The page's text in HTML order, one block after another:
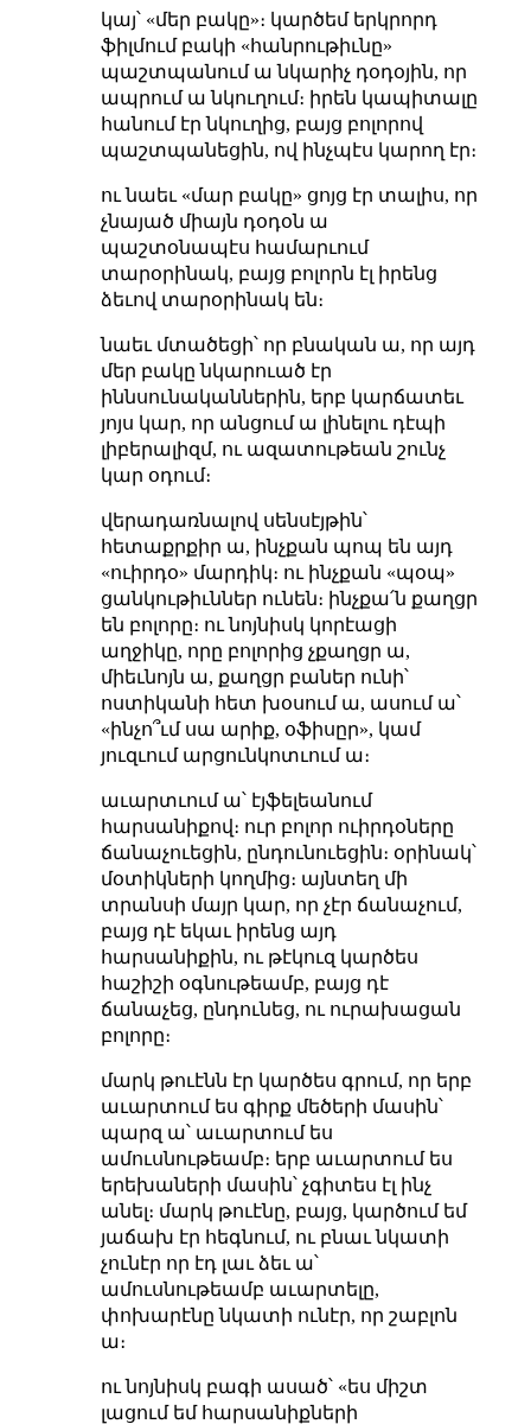
կայ՝ «մեր բակը»։ կարծեմ երկրորդ
ֆիլմում բակի «հանրութիւնը»
պաշտպանում ա նկարիչ դօդօյին, որ
ապրում ա նկուղում։ իրեն կապիտալը
հանում էր նկուղից, բայց բոլորով
պաշտպանեցին, ով ինչպէս կարող էր։
ու նաեւ «մար բակը» ցոյց էր տալիս, որ
չնայած միայն դօդօն ա
պաշտօնապէս համարւում
տարօրինակ, բայց բոլորն էլ իրենց
ձեւով տարօրինակ են։
նաեւ մտածեցի՝ որ բնական ա, որ այդ
մեր բակը նկարուած էր
իննսունականներին, երբ կարճատեւ
յոյս կար, որ անցում ա լինելու դէպի
լիբերալիզմ, ու ազատութեան շունչ
կար օդում։
վերադառնալով սենսէյթին՝
հետաքրքիր ա, ինչքան պոպ են այդ
«ուիրդօ» մարդիկ։ ու ինչքան «պօպ»
ցանկութիւններ ունեն։ ինչքա՛ն քաղցր
են բոլորը։ ու նոյնիսկ կորէացի
աղջիկը, որը բոլորից չքաղցր ա,
միեւնոյն ա, քաղցր բաներ ունի՝
ոստիկանի հետ խօսում ա, ասում ա՝
«ինչո՞ւմ սա արիք, օֆիսըր», կամ
յուզւում արցունկոտւում ա։
աւարտւում ա՝ էյֆելեանում
հարսանիքով։ ուր բոլոր ուիրդօները
ճանաչուեցին, ընդունուեցին։ օրինակ՝
մօտիկների կողմից։ այնտեղ մի
տրանսի մայր կար, որ չէր ճանաչում,
բայց դէ եկաւ իրենց այդ
հարսանիքին, ու թէկուզ կարծես
հաշիշի օգնութեամբ, բայց դէ
ճանաչեց, ընդունեց, ու ուրախացան
բոլորը։
մարկ թուէնն էր կարծես գրում, որ երբ
աւարտում ես գիրք մեծերի մասին՝
պարզ ա՝ աւարտում ես
ամուսնութեամբ։ երբ աւարտում ես
երեխաների մասին՝ չգիտես էլ ինչ
անել։ մարկ թուէնը, բայց, կարծում եմ
յաճախ էր հեգնում, ու բնաւ նկատի
չունէր որ էդ լաւ ձեւ ա՝
ամուսնութեամբ աւարտելը,
փոխարէնը նկատի ունէր, որ շաբլոն
ա։
ու նոյնիսկ բագի ասած՝ «ես միշտ
լացում եմ հարսանիքների